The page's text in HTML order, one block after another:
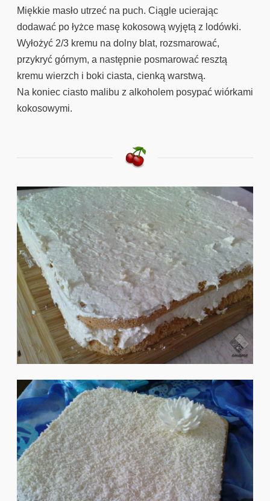
Miękkie masło utrzeć na puch. Ciągle ucierając
dodawać po łyżce masę kokosową wyjętą z lodówki.
Wyłożyć 2/3 kremu na dolny blat, rozsmarować,
przykryć górnym, a następnie posmarować resztą
kremu wierzch i boki ciasta, cienką warstwą.
Na koniec ciasto malibu z alkoholem posypać wiórkami
kokosowymi.